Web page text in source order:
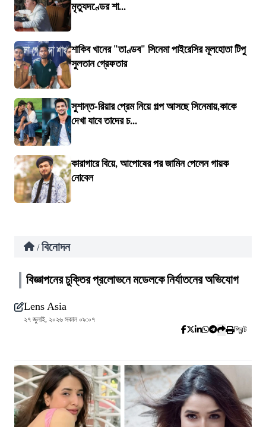
মৃত্যুদণ্ডের শা...
শাকিব খানের "তাণ্ডব" সিনেমা পাইরেসির মূলহোতা টিপু
সুলতান গ্রেফতার
সুশান্ত-রিয়ার প্রেম নিয়ে গল্প আসছে সিনেমায়,কাকে
দেখা যাবে তাদের চ...
কারাগারে বিয়ে, আপোষের পর জামিন পেলেন গায়ক
নোবেল
/ বিনোদন
বিজ্ঞাপনের চুক্তির প্রলোভনে মডেলকে নির্যাতনের অভিযোগ
Lens Asia
২৭ জুলাই, ২০২৬ সকাল ০৯:০৭
প্রিন্ট